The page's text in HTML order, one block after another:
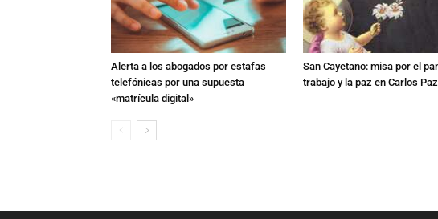
Alerta a los abogados por estafas
telefónicas por una supuesta
«matrícula digital»
San Cayetano: misa por el
trabajo y la paz en Carlos Paz